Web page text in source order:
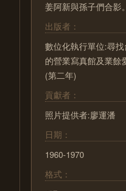
姜阿新與孫子們合影。
出版者：
數位化執行單位:尋
的營業寫真館及業餘
(第二年)
貢獻者：
照片提供者:廖運潘
日期：
1960-1970
格式：